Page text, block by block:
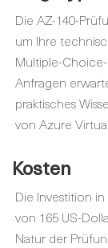
Die AZ-140-
um Ihre
Multiple-
Anfragen
praktisches
von Azure
Kosten
Die Investition
von 165 US-
Natur der